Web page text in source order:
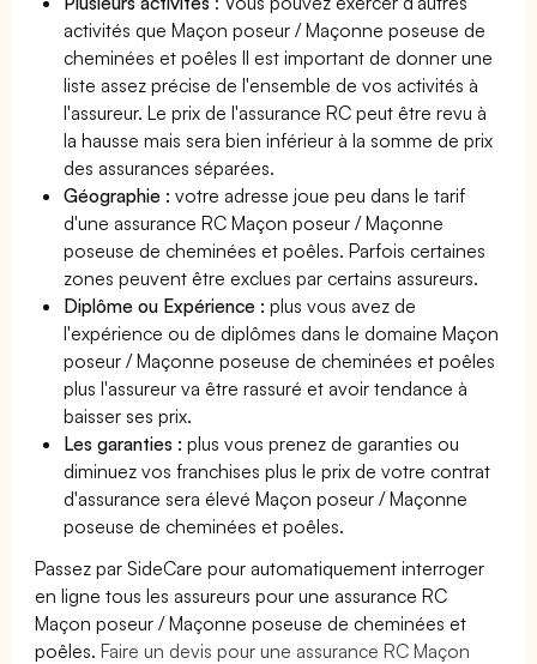
activités que Maçon poseur / Maçonne poseuse de
cheminées et poêles Il est important de donner une
liste assez précise de l'ensemble de vos activités à
l'assureur. Le prix de l'assurance RC peut être revu à
la hausse mais sera bien inférieur à la somme de prix
des assurances séparées.
Géographie :votre adresse joue peu dans le tarif
d'une assurance RC Maçon poseur / Maçonne
poseuse de cheminées et poêles. Parfois certaines
zones peuvent être exclues par certains assureurs.
Diplôme ou Expérience :plus vous avez de
l'expérience ou de diplômes dans le domaine Maçon
poseur / Maçonne poseuse de cheminées et poêles
plus l'assureur va être rassuré et avoir tendance à
baisser ses prix.
Les garanties :plus vous prenez de garanties ou
diminuez vos franchises plus le prix de votre contrat
d'assurance sera élevé Maçon poseur / Maçonne
poseuse de cheminées et poêles.
Passez par SideCare pour automatiquement interroger
en ligne tous les assureurs pour une assurance RC
Maçon poseur / Maçonne poseuse de cheminées et
poêles.Faire un devis pour une assurance RC Maçon